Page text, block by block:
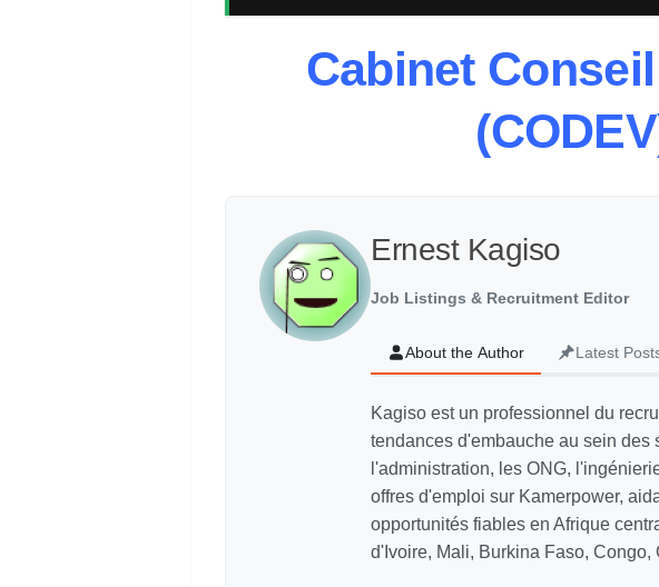
Cabinet
Ernest Kagiso
Job Listings & Recruitment Editor
About the Author Latest
Kagiso est un professionnel du
tendances d'embauche au sein des
l'administration, les ONG,
offres d'emploi sur Kamerpower,
opportunités fiables en Afrique
d'Ivoire, Mali, Burkina Faso, Congo,